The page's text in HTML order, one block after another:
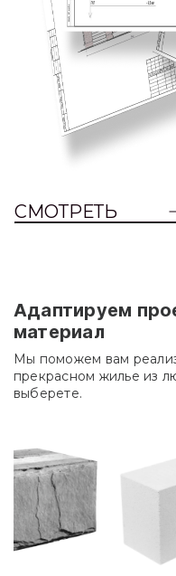
СМОТРЕТЬ
Адаптируем
материал
Мы поможем вам
прекрасном жилье из
выберете.